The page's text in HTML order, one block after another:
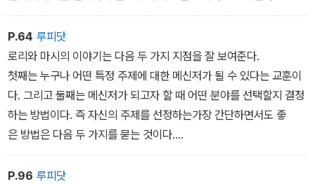
이것은 명백히 잘못된 생각이고 부적절한 태도이다.
당신은 당신이 보잘것없다고 생각하는그 경험과 깨달음을 통해 메시
지를 전하며높은 수익도 올리는 메신저가 될 수 있다.
이제 메신저는 어떤 일을 하고메신저가 되면 무엇이 좋은지 차분
히 살펴보도록 하자.
P.64 루피닷
로리와 마시의 이야기는 다음 두 가지 지점을 잘 보여준다.
첫째는 누구나 어떤 특정 주제에 대한 메신저가 될 수 있다는 교훈이
다. 그리고 둘째는 메신저가 되고자 할 때 어떤 분야를 선택할지 결정
하는 방법이다. 즉 자신의 주제를 선정하는가장 간단하면서도 좋
은 방법은 다음 두 가지를 묻는 것이다.
˝어떻게 하면 그렇게 할 수 있나요?˝ 하고 사람들이 내게 묻는분야
가 무엇인가? 사람들이 어떤 이슈를 다룰 때 항상 묻는질문들이 무엇
P.96 루피닷